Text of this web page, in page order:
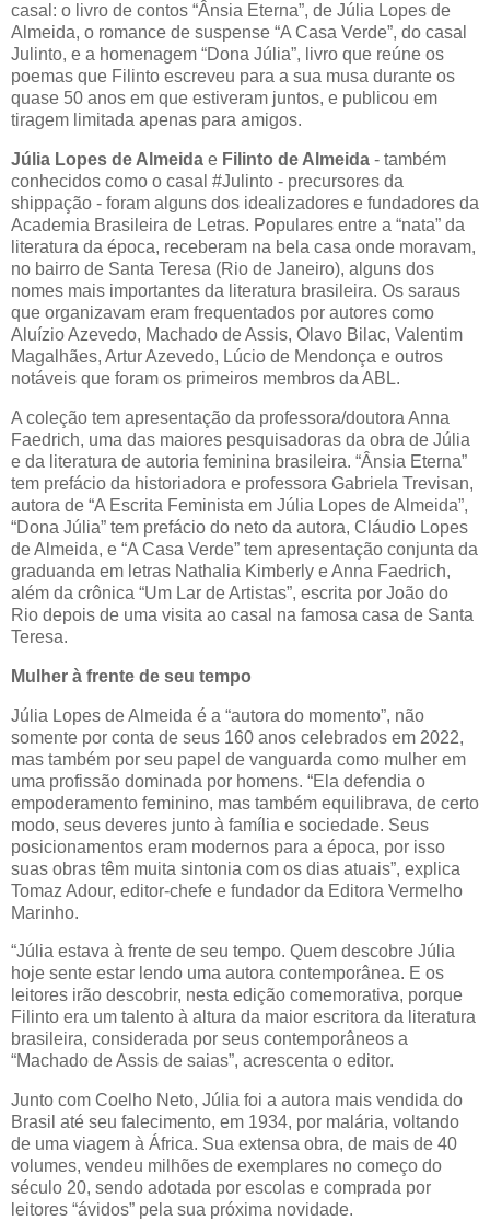
casal: o livro de contos “Ânsia Eterna”, de Júlia Lopes de
Almeida, o romance de suspense “A Casa Verde”, do casal
Julinto, e a homenagem “Dona Júlia”, livro que reúne os
poemas que Filinto escreveu para a sua musa durante os
quase 50 anos em que estiveram juntos, e publicou em
tiragem limitada apenas para amigos.
Júlia Lopes de Almeida e Filinto de Almeida - também
conhecidos como o casal #Julinto - precursores da
shippação - foram alguns dos idealizadores e fundadores da
Academia Brasileira de Letras. Populares entre a “nata” da
literatura da época, receberam na bela casa onde moravam,
no bairro de Santa Teresa (Rio de Janeiro), alguns dos
nomes mais importantes da literatura brasileira. Os saraus
que organizavam eram frequentados por autores como
Aluízio Azevedo, Machado de Assis, Olavo Bilac, Valentim
Magalhães, Artur Azevedo, Lúcio de Mendonça e outros
notáveis que foram os primeiros membros da ABL.
A coleção tem apresentação da professora/doutora Anna
Faedrich, uma das maiores pesquisadoras da obra de Júlia
e da literatura de autoria feminina brasileira. “Ânsia Eterna”
tem prefácio da historiadora e professora Gabriela Trevisan,
autora de “A Escrita Feminista em Júlia Lopes de Almeida”,
“Dona Júlia” tem prefácio do neto da autora, Cláudio Lopes
de Almeida, e “A Casa Verde” tem apresentação conjunta da
graduanda em letras Nathalia Kimberly e Anna Faedrich,
além da crônica “Um Lar de Artistas”, escrita por João do
Rio depois de uma visita ao casal na famosa casa de Santa
Teresa.
Mulher à frente de seu tempo
Júlia Lopes de Almeida é a “autora do momento”, não
somente por conta de seus 160 anos celebrados em 2022,
mas também por seu papel de vanguarda como mulher em
uma profissão dominada por homens. “Ela defendia o
empoderamento feminino, mas também equilibrava, de certo
modo, seus deveres junto à família e sociedade. Seus
posicionamentos eram modernos para a época, por isso
suas obras têm muita sintonia com os dias atuais”, explica
Tomaz Adour, editor-chefe e fundador da Editora Vermelho
Marinho.
“Júlia estava à frente de seu tempo. Quem descobre Júlia
hoje sente estar lendo uma autora contemporânea. E os
leitores irão descobrir, nesta edição comemorativa, porque
Filinto era um talento à altura da maior escritora da literatura
brasileira, considerada por seus contemporâneos a
“Machado de Assis de saias”, acrescenta o editor.
Junto com Coelho Neto, Júlia foi a autora mais vendida do
Brasil até seu falecimento, em 1934, por malária, voltando
de uma viagem à África. Sua extensa obra, de mais de 40
volumes, vendeu milhões de exemplares no começo do
século 20, sendo adotada por escolas e comprada por
leitores “ávidos” pela sua próxima novidade.